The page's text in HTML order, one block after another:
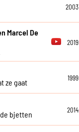
2003
Marcel De
2019
ze gaat
1999
bjetten
2014